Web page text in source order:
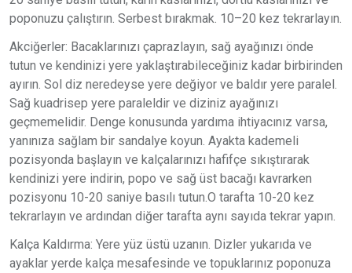
poponuzu çalıştırın. Serbest bırakmak. 10–20 kez tekrarlayın.
Akciğerler: Bacaklarınızı çaprazlayın, sağ ayağınızı önde
tutun ve kendinizi yere yaklaştırabileceğiniz kadar birbirinden
ayırın. Sol diz neredeyse yere değiyor ve baldır yere paralel.
Sağ kuadrisep yere paraleldir ve diziniz ayağınızı
geçmemelidir. Denge konusunda yardıma ihtiyacınız varsa,
yanınıza sağlam bir sandalye koyun. Ayakta kademeli
pozisyonda başlayın ve kalçalarınızı hafifçe sıkıştırarak
kendinizi yere indirin, popo ve sağ üst bacağı kavrarken
pozisyonu 10-20 saniye basılı tutun.O tarafta 10-20 kez
tekrarlayın ve ardından diğer tarafta aynı sayıda tekrar yapın.
Kalça Kaldırma: Yere yüz üstü uzanın. Dizler yukarıda ve
ayaklar yerde kalça mesafesinde ve topuklarınız poponuza